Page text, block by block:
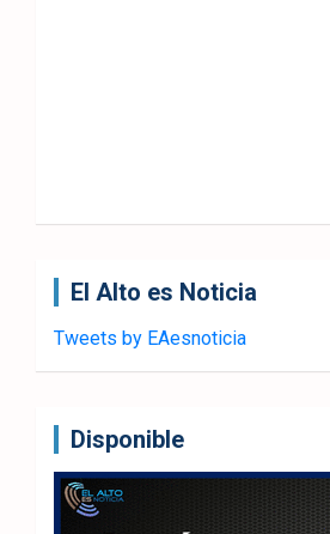
El Alto es Noticia
Tweets by EAesnoticia
Disponible